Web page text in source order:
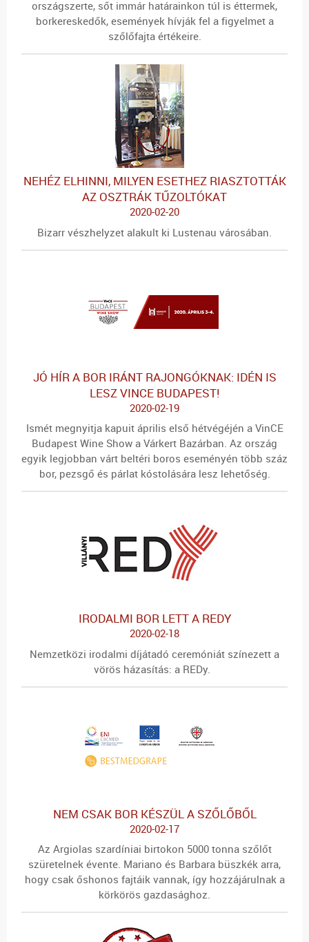
országszerte, sőt immár határainkon túl is éttermek,
borkereskedők, események hívják fel a figyelmet a
szőlőfajta értékeire.
NEHÉZ ELHINNI, MILYEN ESETHEZ RIASZTOTTÁK
AZ OSZTRÁK TŰZOLTÓKAT
2020-02-20
Bizarr vészhelyzet alakult ki Lustenau városában.
JÓ HÍR A BOR IRÁNT RAJONGÓKNAK: IDÉN IS
LESZ VINCE BUDAPEST!
2020-02-19
Ismét megnyitja kapuit április első hétvégéjén a VinCE
Budapest Wine Show a Várkert Bazárban. Az ország
egyik legjobban várt beltéri boros eseményén több száz
bor, pezsgő és párlat kóstolására lesz lehetőség.
IRODALMI BOR LETT A REDY
2020-02-18
Nemzetközi irodalmi díjátadó ceremóniát színezett a
vörös házasítás: a REDy.
NEM CSAK BOR KÉSZÜL A SZŐLŐBŐL
2020-02-17
Az Argiolas szardíniai birtokon 5000 tonna szőlőt
szüretelnek évente. Mariano és Barbara büszkék arra,
hogy csak őshonos fajtáik vannak, így hozzájárulnak a
körkörös gazdasághoz.